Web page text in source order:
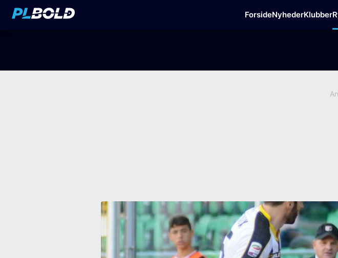
ForsideNyhederKlubber